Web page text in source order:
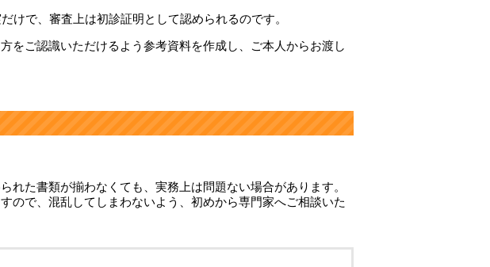
けで、審査上は初診証明として認められるのです。
をご認識いただけるよう参考資料を作成し、ご本人からお渡し
れた書類が揃わなくても、実務上は問題ない場合があります。
ので、混乱してしまわないよう、初めから専門家へご相談いた